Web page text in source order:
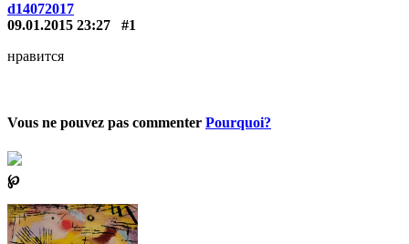
d14072017
09.01.2015 23:27
#1
нравится
Vous ne pouvez pas commenter Pourquoi?
℘